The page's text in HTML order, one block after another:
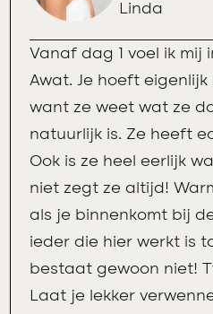
Linda
Vanaf dag 1 voel ik mij
Awat. Je hoeft
want ze weet wat ze
natuurlijk is. Ze heeft
Ook is ze heel eerlijk
niet zegt ze altijd!
als je binnenkomt bij
ieder die hier werkt is
bestaat gewoon niet!
Laat je lekker